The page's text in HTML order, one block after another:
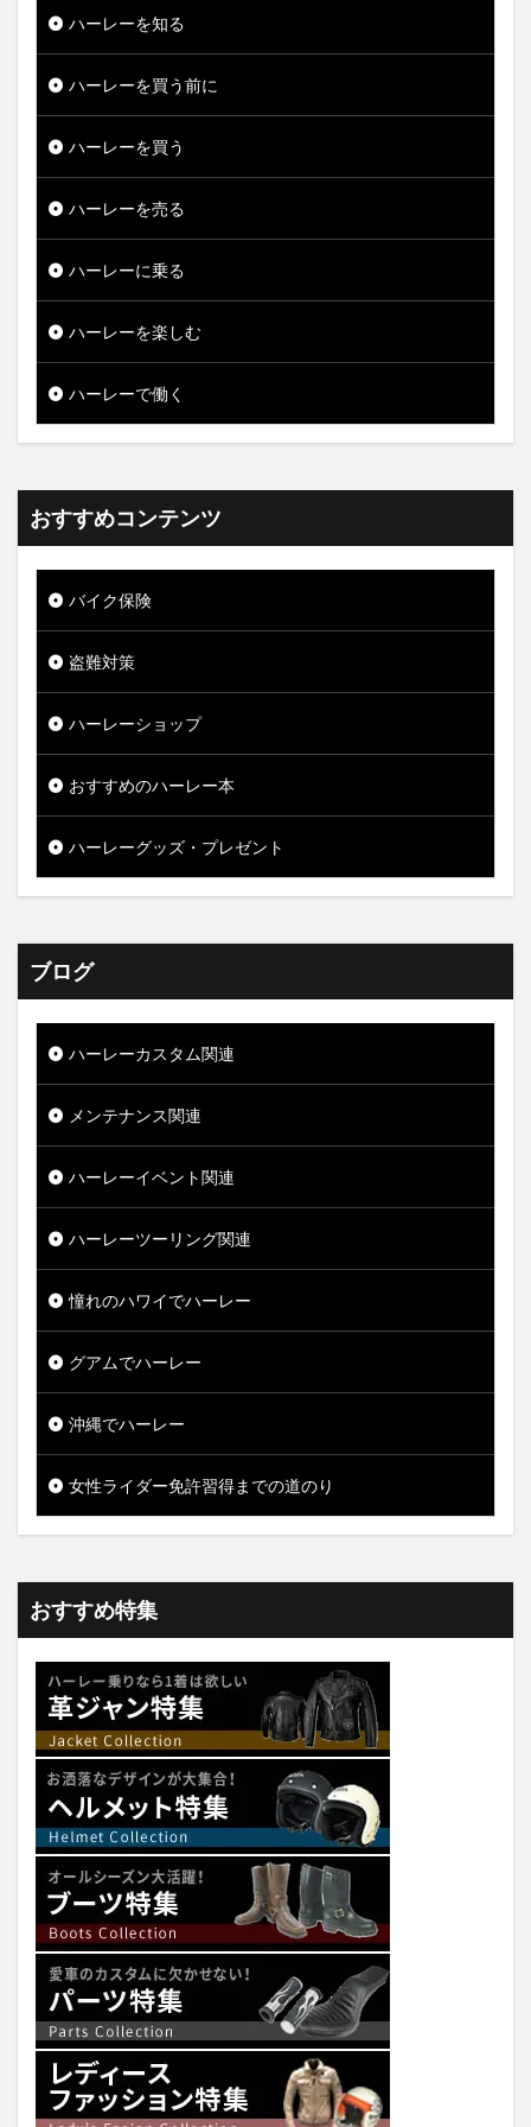
ハーレーを知る
ハーレーを買う前に
ハーレーを買う
ハーレーを売る
ハーレーに乗る
ハーレーを楽しむ
ハーレーで働く
おすすめコンテンツ
バイク保険
盗難対策
ハーレーショップ
おすすめのハーレー本
ハーレーグッズ・プレゼント
ブログ
ハーレーカスタム関連
メンテナンス関連
ハーレーイベント関連
ハーレーツーリング関連
憧れのハワイでハーレー
グアムでハーレー
沖縄でハーレー
女性ライダー免許習得までの道のり
おすすめ特集